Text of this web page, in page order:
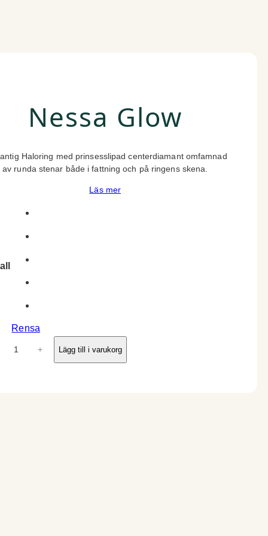
Nessa Glow
Haloring med prinsesslipad centerdiamant omfamnad
av runda stenar både i fattning och på ringens skena.
Läs mer
Rensa
+ Lägg till i varukorg